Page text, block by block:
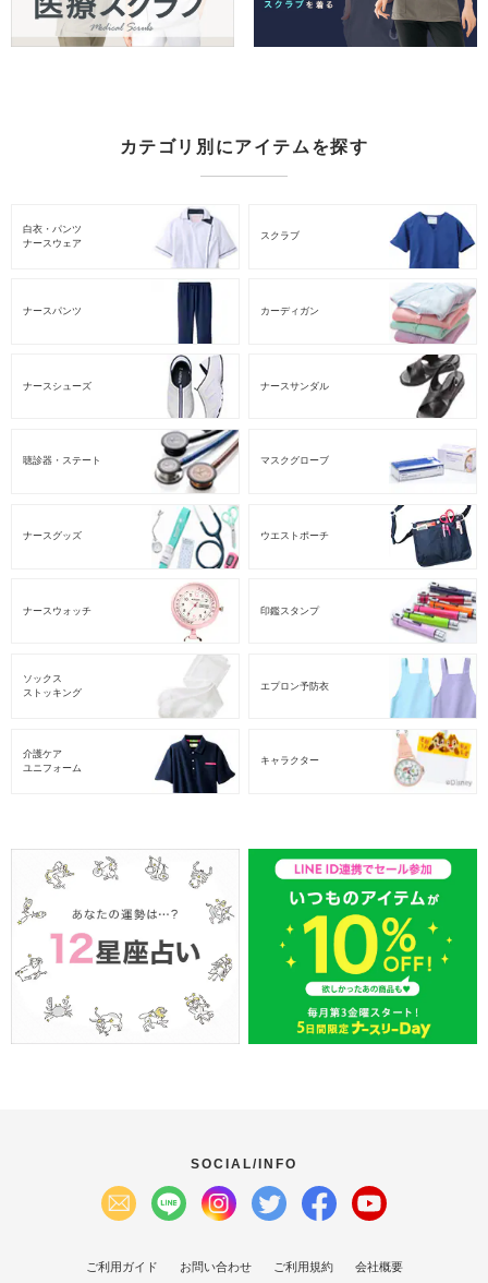
カテゴリ別にアイテムを探す
白衣・パンツ
ナースウェア
スクラブ
ナースパンツ カーディガン
ナースシューズ ナースサンダル
聴診器・ステート マスクグローブ
ナースグッズ ウエストポーチ
ナースウォッチ 印鑑スタンプ
ソックス
ストッキング
エプロン予防衣
介護ケア
ユニフォーム
キャラクター
SOCIAL/INFO
ご利用ガイド お問い合わせ ご利用規約 会社概要